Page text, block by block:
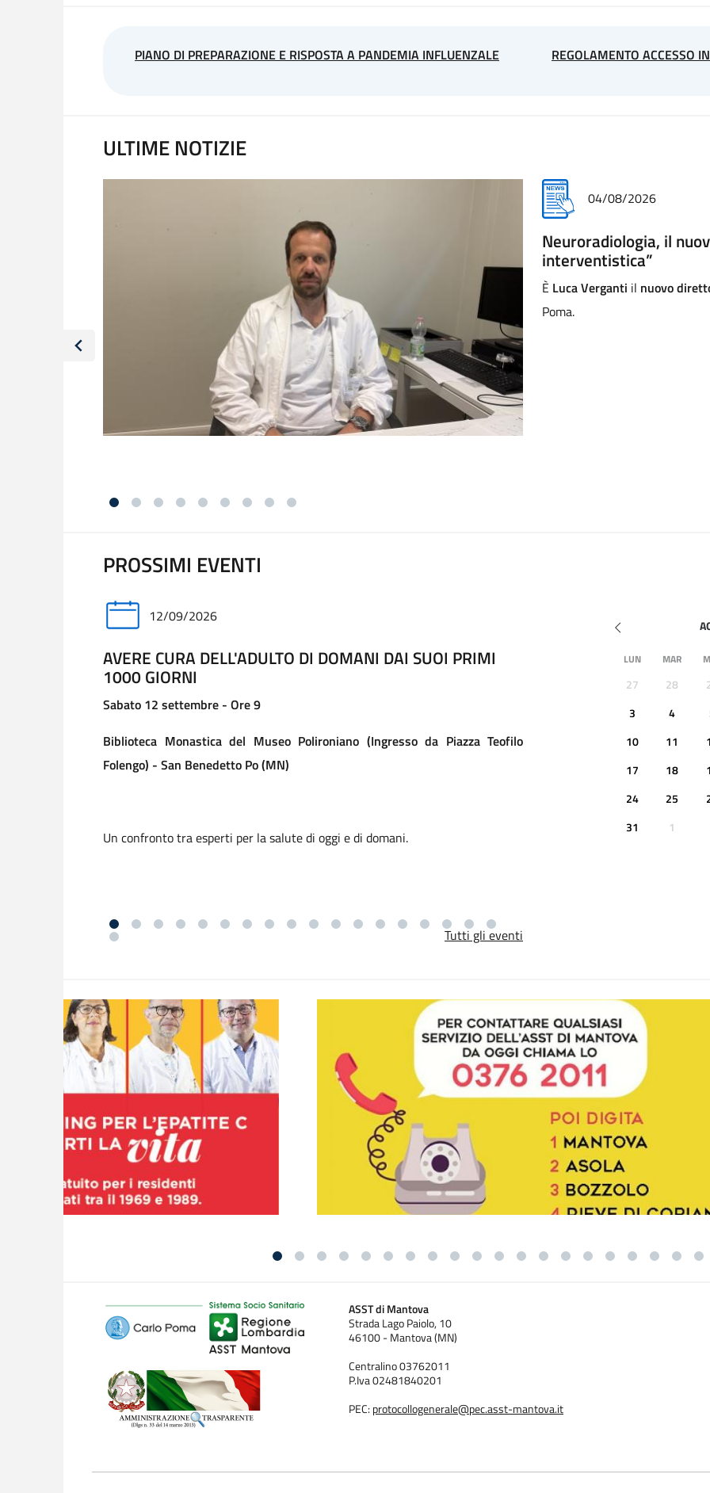
PIANO DI PREPARAZIONE E RISPOSTA A PANDEMIA INFLUENZALE REGOLAMENTO ACCESSO
ULTIME NOTIZIE
31/07/2026
Addio commosso
Addio commosso di Asst a
(comunità riabilitativa ad alta
e tutta la comunità dei
PROSSIMI EVENTI
12/09/2026
AVERE CURA DELL'ADULTO DI DOMANI DAI SUOI PRIMI
1000 GIORNI
Sabato 12 settembre - Ore 9
Biblioteca Monastica del Museo Polironiano (Ingresso da Piazza Teofilo
Folengo) - San Benedetto Po (MN)
Un confronto tra esperti per la salute di oggi e di domani.
APPROPRIATEZZA
AMBULATORIALE
24 settembre 2026 • ore 14-
Cooperativa Sociale
Tutti gli eventi
LUN MAR
27 28
3
4
10
11
17
18
24
25
31
1
ASST di Mantova
Strada Lago Paiolo, 10
46100 - Mantova (MN)
Centralino 03762011
P.Iva 02481840201
PEC: protocollogenerale@pec.asst-mantova.it